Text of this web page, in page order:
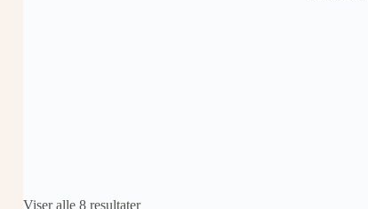
Viser alle 8 resultater